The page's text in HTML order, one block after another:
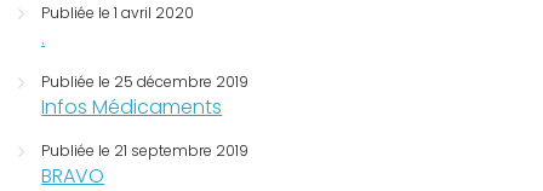
Publiée le 1 avril 2020
.
Publiée le 25 décembre 2019
Infos Médicaments
Publiée le 21 septembre 2019
BRAVO